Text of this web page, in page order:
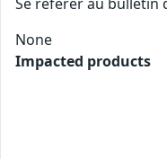
None
Impacted products